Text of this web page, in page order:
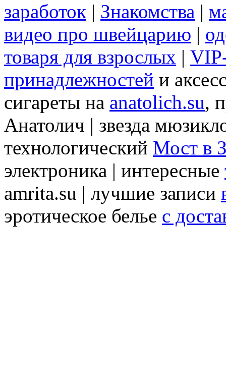
заработок | Знакомства |
видео про швейцарию |
товаря для взрослых |
принадлежностей и
сигареты на anatolich.su,
Анатолич | звезда
технологический Мост в
электроника | интересные
amrita.su | лучшие записи
эротическое белье с